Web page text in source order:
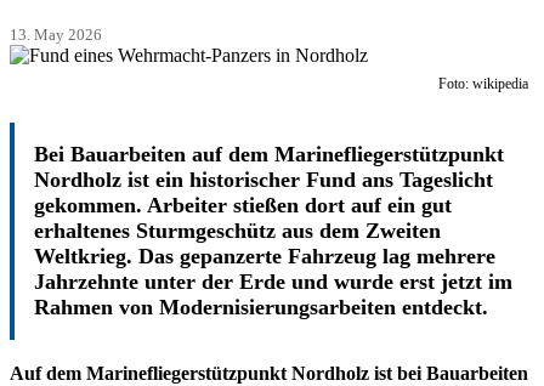
13. May 2026
Foto: wikipedia
Bei Bauarbeiten auf dem Marinefliegerstützpunkt
Nordholz ist ein historischer Fund ans Tageslicht
gekommen. Arbeiter stießen dort auf ein gut
erhaltenes Sturmgeschütz aus dem Zweiten
Weltkrieg. Das gepanzerte Fahrzeug lag mehrere
Jahrzehnte unter der Erde und wurde erst jetzt im
Rahmen von Modernisierungsarbeiten entdeckt.
Auf dem Marinefliegerstützpunkt Nordholz ist bei Bauarbeiten